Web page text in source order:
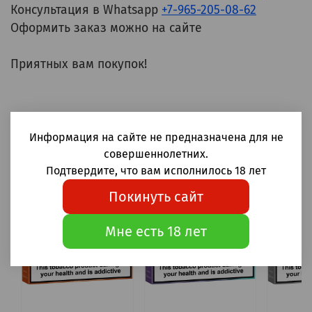
Консультация в Whatsapp +7-965-205-08-62
Оформить заказ можно на сайте
Приятных вам покупок!
Товары упомянутые в статье
-13%
Информация на сайте не предназначена для не
совершеннолетних.
Подтвердите, что вам исполнилось 18 лет
Покинуть сайт
Мне есть 18 лет